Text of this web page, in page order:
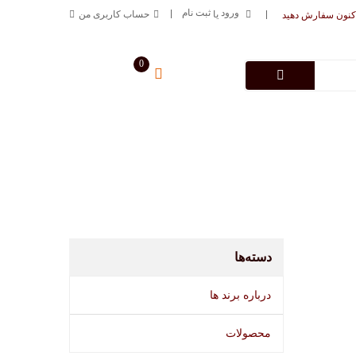
حساب کاربری من ورود یا ثبت نام سفارش دهید
0
دسته‌ها
درباره برند ها
محصولات